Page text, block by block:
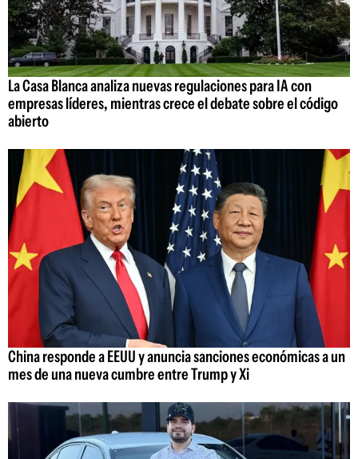
La Casa Blanca analiza nuevas regulaciones para IA con
empresas líderes, mientras crece el debate sobre el código
abierto
China responde a EEUU y anuncia sanciones económicas a un
mes de una nueva cumbre entre Trump y Xi